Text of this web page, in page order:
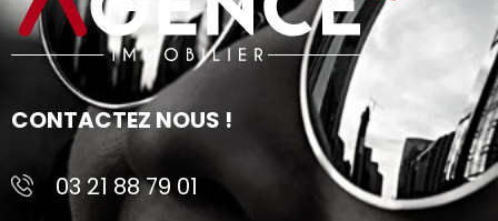
CONTACTEZ NOUS !
03 21 88 79 01